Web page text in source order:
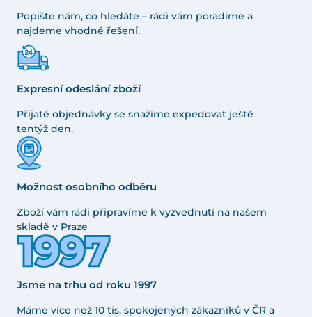
Popište nám, co hledáte – rádi vám poradíme a
najdeme vhodné řešení.
Expresní odeslání zboží
Přijaté objednávky se snažíme expedovat ještě
tentýž den.
Možnost osobního odběru
Zboží vám rádi připravíme k vyzvednutí na našem
skladě v Praze
Jsme na trhu od roku 1997
Máme více než 10 tis. spokojených zákazníků v ČR a